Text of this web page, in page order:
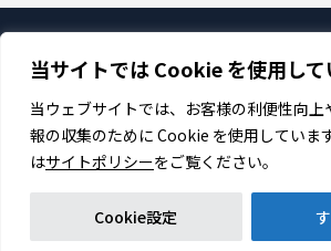
当サイトでは Cookie を使用して
当ウェブサイトでは、お客様の利便性向上
報の収集のために Cookie を使用していま
はサイトポリシーをご覧ください。
Cookie設定
製品・サービス 企業情報
IR情報
ニュース
サス
プライバシーポリシー
お